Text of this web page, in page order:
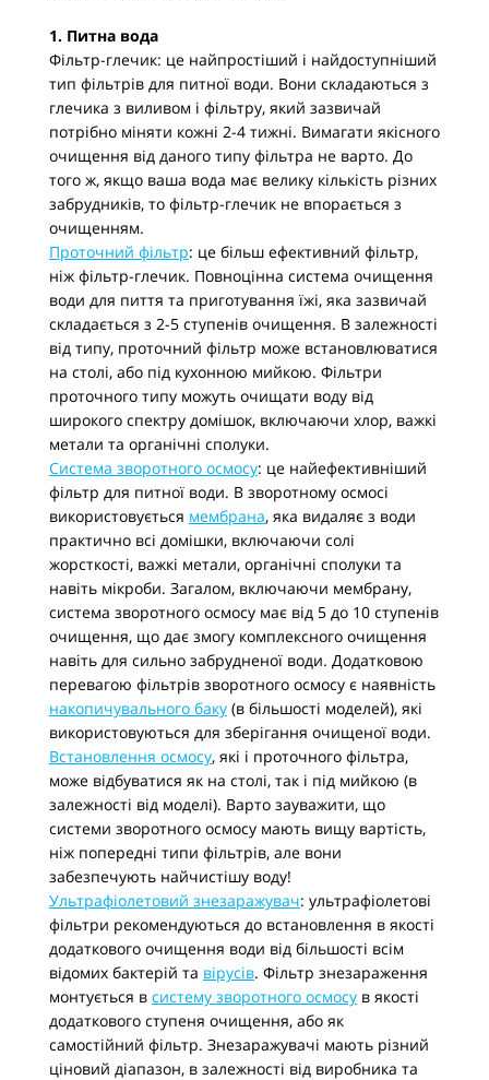
1. Питна вода
Фільтр-глечик: це найпростіший і найдоступніший
тип фільтрів для питної води. Вони складаються з
глечика з виливом і фільтру, який зазвичай
потрібно міняти кожні 2-4 тижні. Вимагати якісного
очищення від даного типу фільтра не варто. До
того ж, якщо ваша вода має велику кількість різних
забрудників, то фільтр-глечик не впорається з
очищенням.
Проточний фільтр: це більш ефективний фільтр,
ніж фільтр-глечик. Повноцінна система очищення
води для пиття та приготування їжі, яка зазвичай
складається з 2-5 ступенів очищення. В залежності
від типу, проточний фільтр може встановлюватися
на столі, або під кухонною мийкою. Фільтри
проточного типу можуть очищати воду від
широкого спектру домішок, включаючи хлор, важкі
метали та органічні сполуки.
Система зворотного осмосу: це найефективніший
фільтр для питної води. В зворотному осмосі
використовується мембрана, яка видаляє з води
практично всі домішки, включаючи солі
жорсткості, важкі метали, органічні сполуки та
навіть мікроби. Загалом, включаючи мембрану,
система зворотного осмосу має від 5 до 10 ступенів
очищення, що дає змогу комплексного очищення
навіть для сильно забрудненої води. Додатковою
перевагою фільтрів зворотного осмосу є наявність
накопичувального баку (в більшості моделей), які
використовуються для зберігання очищеної води.
Встановлення осмосу, які і проточного фільтра,
може відбуватися як на столі, так і під мийкою (в
залежності від моделі). Варто зауважити, що
системи зворотного осмосу мають вищу вартість,
ніж попередні типи фільтрів, але вони
забезпечують найчистішу воду!
Ультрафіолетовий знезаражувач: ультрафіолетові
фільтри рекомендуються до встановлення в якості
додаткового очищення води від більшості всім
відомих бактерій та вірусів. Фільтр знезараження
монтується в систему зворотного осмосу в якості
додаткового ступеня очищення, або як
самостійний фільтр. Знезаражувачі мають різний
ціновий діапазон, в залежності від виробника та